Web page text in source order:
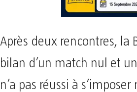
Après deux rencontres, la
bilan d’un match nul et
n’a pas réussi à